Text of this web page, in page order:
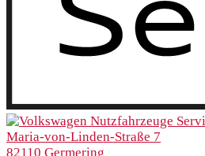
Maria-von-Linden-Straße 7
82110 Germering